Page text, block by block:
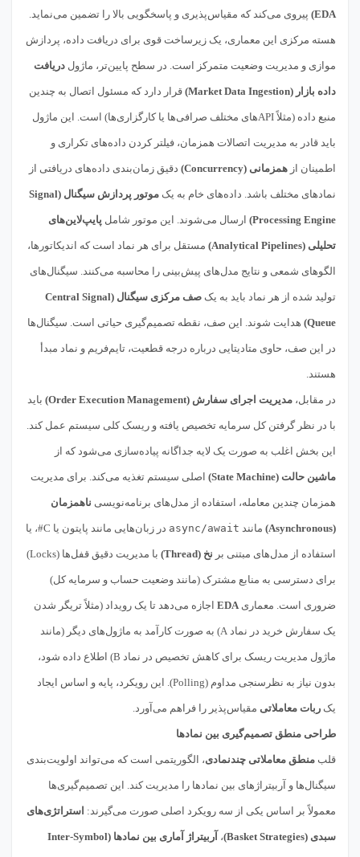
EDA) پیروی می‌کند که مقیاس‌پذیری و پاسخگویی بالا را تضمین می‌نماید.
هسته مرکزی این معماری، یک زیرساخت قوی برای دریافت داده، پردازش
موازی و مدیریت وضعیت متمرکز است. در سطح پایین‌تر، ماژول دریافت
داده بازار (Market Data Ingestion) قرار دارد که مسئول اتصال به چندین
منبع داده (مثلاً APIهای مختلف صرافی‌ها یا کارگزاری‌ها) است. این ماژول
باید قادر به مدیریت اتصالات همزمان، فیلتر کردن داده‌های تکراری و
اطمینان از همزمانی (Concurrency) دقیق زمان‌بندی داده‌های دریافتی از
نمادهای مختلف باشد. داده‌های خام به یک موتور پردازش سیگنال (Signal
Processing Engine) ارسال می‌شوند. این موتور شامل پایپ‌لاین‌های
تحلیلی (Analytical Pipelines) مستقل برای هر نماد است که اندیکاتورها،
الگوهای شمعی و نتایج مدل‌های پیش‌بینی را محاسبه می‌کنند. سیگنال‌های
تولید شده از هر نماد باید به یک صف مرکزی سیگنال (Central Signal
Queue) هدایت شوند. این صف، نقطه تصمیم‌گیری حیاتی است. سیگنال‌ها
در این صف، حاوی متادیتایی درباره درجه قطعیت، تایم‌فریم و نماد مبدأ
هستند.
در مقابل، مدیریت اجرای سفارش (Order Execution Management) باید
با در نظر گرفتن کل سرمایه تخصیص یافته و ریسک کلی سیستم عمل کند.
این بخش اغلب به صورت یک لایه جداگانه پیاده‌سازی می‌شود که از
ماشین حالت (State Machine) اصلی سیستم تغذیه می‌کند. برای مدیریت
همزمان چندین معامله، استفاده از مدل‌های برنامه‌نویسی ناهمزمان
(Asynchronous) مانند async/await در زبان‌هایی مانند پایتون یا C#، یا
استفاده از مدل‌های مبتنی بر نخ (Thread) با مدیریت دقیق قفل‌ها (Locks)
برای دسترسی به منابع مشترک (مانند وضعیت حساب و سرمایه کل)
ضروری است. معماریEDA اجازه می‌دهد تا یک رویداد (مثلاً تریگر شدن
یک سفارش خرید در نماد A) به صورت کارآمد به ماژول‌های دیگر (مانند
ماژول مدیریت ریسک برای کاهش تخصیص در نماد B) اطلاع داده شود،
بدون نیاز به نظرسنجی مداوم (Polling). این رویکرد، پایه و اساس ایجاد
یک ربات معاملاتی مقیاس‌پذیر را فراهم می‌آورد.
طراحی منطق تصمیم‌گیری بین نمادها
قلب منطق معاملاتی چندنمادی، الگوریتمی است که می‌تواند اولویت‌بندی
سیگنال‌ها و آربیتراژهای بین نمادها را مدیریت کند. این تصمیم‌گیری‌ها
معمولاً بر اساس یکی از سه رویکرد اصلی صورت می‌گیرند: استراتژی‌های
سبدی (Basket Strategies) ، آربیتراژ آماری بین نمادها (Inter-Symbol